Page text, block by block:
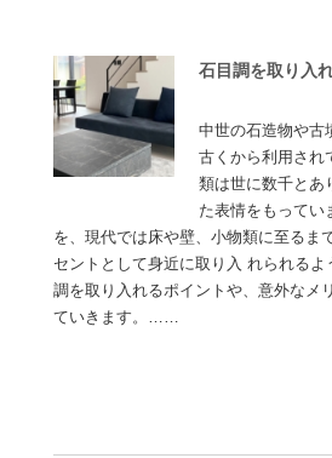
石目調を取り入
中世の石造物や古
古くから利用され
類は世に数千とあ
た表情をもってい
を、現代では床や壁、小物類に至るま
セントとして身近に取り入 れられるよ
調を取り入れるポイントや、意外なメ
ていきます。……